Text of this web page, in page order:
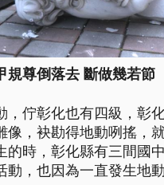
規尊倒落去 斷做幾若節
，佇彰化也有四級，彰
像，袂勘得地動咧搖，
的時，彰化縣有三間國
動，也因為一直發生地